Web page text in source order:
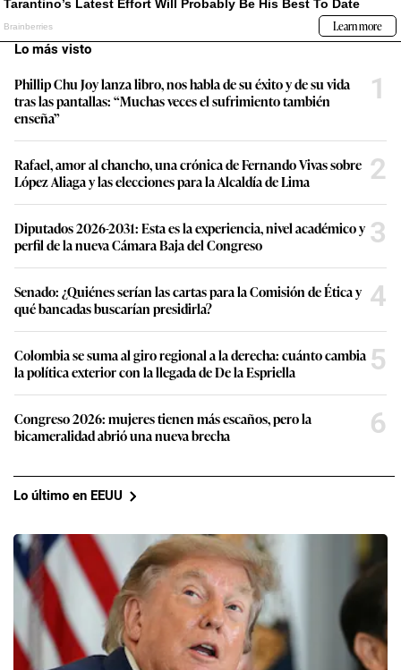
Lo más visto
Phillip Chu Joy lanza libro, nos habla de su éxito y de su vida
tras las pantallas: “Muchas veces el sufrimiento también
enseña”
1
Rafael, amor al chancho, una crónica de Fernando Vivas sobre
López Aliaga y las elecciones para la Alcaldía de Lima
2
Diputados 2026-2031: Esta es la experiencia, nivel académico y
perfil de la nueva Cámara Baja del Congreso
3
Senado: ¿Quiénes serían las cartas para la Comisión de Ética y
qué bancadas buscarían presidirla?
4
Colombia se suma al giro regional a la derecha: cuánto cambia
la política exterior con la llegada de De la Espriella
5
Congreso 2026: mujeres tienen más escaños, pero la
bicameralidad abrió una nueva brecha
6
Lo último en EEUU